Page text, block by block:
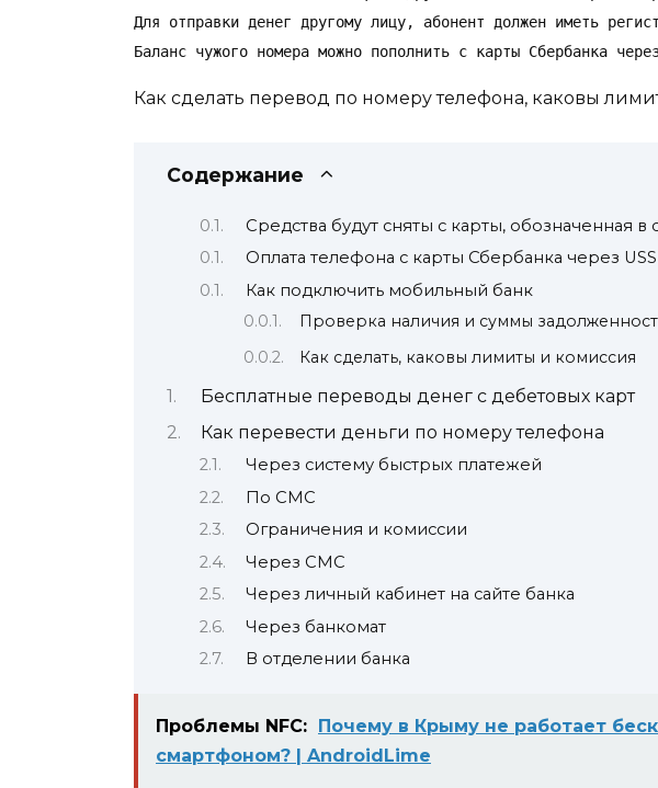
Для отправки денег другому лицу, абонент должен иметь
Баланс чужого номера можно пополнить с карты Сбербанка
Как сделать перевод по номеру телефона, каковы
Содержание
Средства будут сняты с карты, обозначенная в
Оплата телефона с карты Сбербанка через
Как подключить мобильный банк
Проверка наличия и суммы
Как сделать, каковы лимиты и комиссия
Бесплатные переводы денег с дебетовых карт
Как перевести деньги по номеру телефона
Через систему быстрых платежей
По СМС
Ограничения и комиссии
Через СМС
Через личный кабинет на сайте банка
Через банкомат
В отделении банка
Проблемы NFC:
Почему в Крыму не работает
смартфоном? | AndroidLime